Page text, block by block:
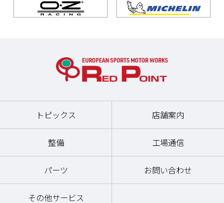
トピックス 店舗案内
整備 工場通信
パーツ お問い合わせ
その他サービス